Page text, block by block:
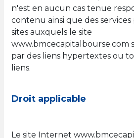
n'est en aucun cas tenue
contenu ainsi que des services
sites auxquels le site
www.bmcecapitalbourse.com
par des liens hypertextes ou
liens.
Droit applicable
Le site Internet